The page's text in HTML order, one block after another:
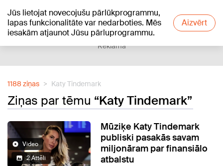
Jūs lietojat novecojušu pārlūkprogrammu,
lapas funkcionalitāte var nedarboties. Mēs
iesakām atjaunot Jūsu pārluprogrammu.
Aizvērt
+24°C
Reklāma
1188 ziņas Katy Tindemark
Ziņas par tēmu “Katy Tindemark”
Video
2 Attēli
Mūziķe Katy Tindemark
publiski pasakās savam
miljonāram par finansiālo
atbalstu